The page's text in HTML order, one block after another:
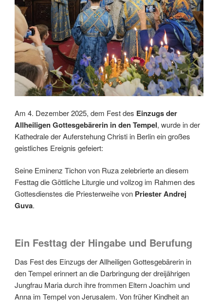
Am 4. Dezember 2025, dem Fest des Einzugs der
Allheiligen Gottesgebärerin in den Tempel, wurde in der
Kathedrale der Auferstehung Christi in Berlinein großes
geistliches Ereignis gefeiert:
Seine Eminenz Tichon von Ruzazelebrierte an diesem
Festtag die Göttliche Liturgie und vollzog im Rahmen des
Gottesdienstes die Priesterweihe von Priester Andrej
Guva.
Ein Festtag der Hingabe und Berufung
Das Fest des Einzugs der Allheiligen Gottesgebärerin in
den Tempel erinnert an die Darbringung der dreijährigen
Jungfrau Maria durch ihre frommen Eltern Joachim und
Anna im Tempel von Jerusalem. Von früher Kindheit an